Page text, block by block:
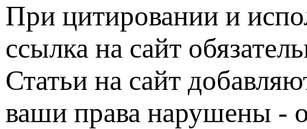
При цитировании и
ссылка на сайт
Статьи на сайт
ваши права нарушены -